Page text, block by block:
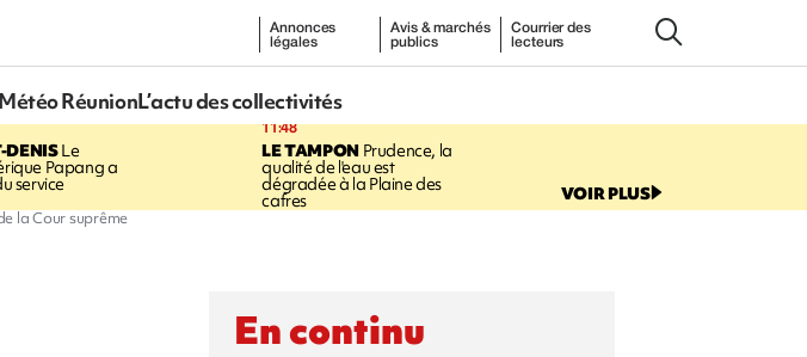
Annonces
légales
Avis & marchés
publics
Courrier des
lecteurs
RéunionL’actu des collectivités
DENISLe
Papang a
service
11:48
LE TAMPONPrudence, la
qualité de l'eau est
dégradée à la Plaine des
cafres VOIR PLUS
la Cour suprême
En continu